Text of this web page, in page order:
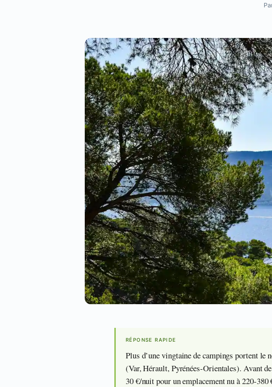
RÉPONSE RAPIDE
Plus d’une vingtaine de campings portent
(Var, Hérault, Pyrénées-Orientales). Avant
30 €/nuit pour un emplacement nu à 220-